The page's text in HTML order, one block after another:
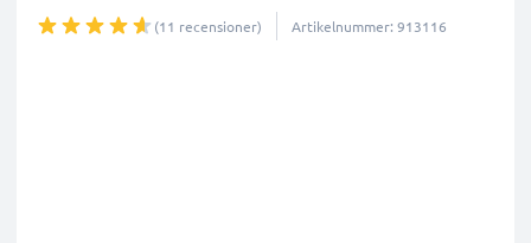
(11 recensioner) Artikelnummer: 913116